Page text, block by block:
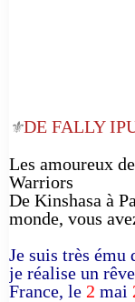
⚜️DE FALLY
Les amoureux
Warriors
De Kinshasa à
monde, vous
Je suis très ému
je réalise un
France, le 2 mai